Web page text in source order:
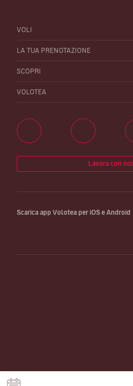
VOLI
LA TUA PRENOTAZIONE
SCOPRI
VOLOTEA
Lavora con noi
Scarica app Volotea per iOS e Android